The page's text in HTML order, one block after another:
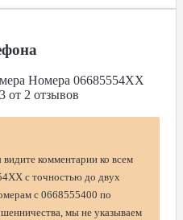
Номера 06685554XX
3 от 2 отзывов
комментарии ко всем
с точностью до двух
с 0668555400 по
мы не указываем